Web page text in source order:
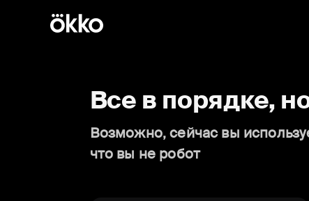
Все в порядке,
Возможно, сейчас вы
что вы не робот